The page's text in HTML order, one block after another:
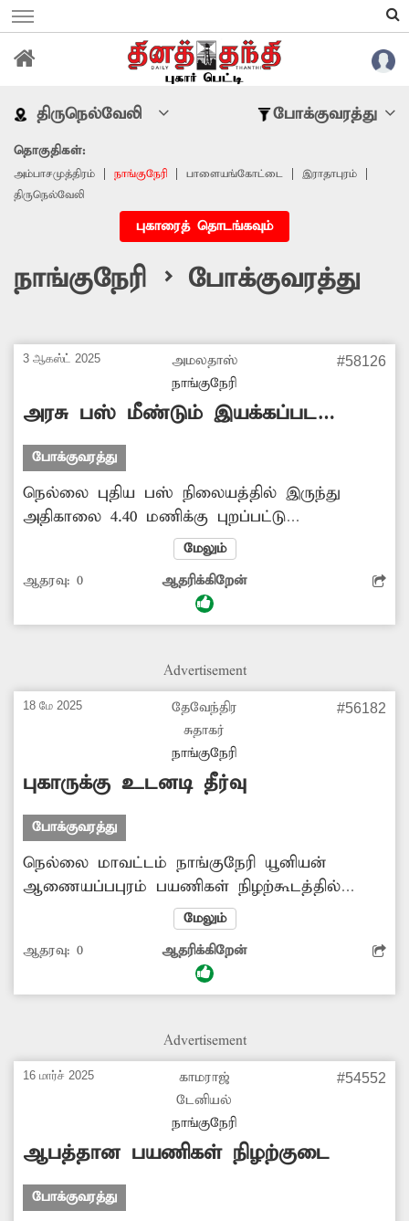
திருநெல்வேலி போக்குவரத்து
தொகுதிகள்:
அம்பாசமுத்திரம் நாங்குநேரி பாளையங்கோட்டை
இராதாபுரம்
திருநெல்வேலி
புகாரைத் தொடங்கவும்
நாங்குநேரி > போக்குவரத்து
3 ஆகஸ்ட் 2025
அமலதாஸ்
நாங்குநேரி
#58126
அரசு பஸ் மீண்டும் இயக்கப்பட
வேண்டும்
போக்குவரத்து
நெல்லை புதிய பஸ் நிலையத்தில் இருந்து
அதிகாலை 4.40 மணிக்கு புறப்பட்டு
மூலைக்கரைப்பட்டி, முனைஞ்சிப்பட்டி,
சிந்தாமணி வழியாக உடன்குடிக்கு செல்லும்
வகையில் 137கே எண் கொண்ட அரசு பஸ்
இயக்கப்பட்டு வந்தது. கடந்த சில மாதங்களாக
மாணவ-மாணவிகள் அவதிப்படுகின்றனர்.
அதிகாரிகள் நடவடிக்கை மேற்கொள்வார்களா?.
மேலும்
ஆதரவு: 0 ஆதரிக்கிறேன்
Advertisement
18 மே 2025
தேவேந்திர
சுதாகர்
நாங்குநேரி
#56182
புகாருக்கு உடனடி தீர்வு
போக்குவரத்து
நெல்லை மாவட்டம் நாங்குநேரி யூனியன்
ஆணையப்பபுரம் பயணிகள் நிழற்கூடத்தில்
இருக்கைகள் சேதமடைந்த நிலையில் உள்ளன
என்று தேவேந்திர சுதாகர் என்பவர் அனுப்பிய
பதிவு ‘தினத்தந்தி’ புகார் பெட்டியில்
வெளியானது. இதையடுத்து அங்கு இருக்கை
நிறைவேற உறுதுணையாக இருந்த
அதிகாரிகளுக்கும் அவர் நன்றியும், பாராட்டும்
மேலும்
ஆதரவு: 0 ஆதரிக்கிறேன்
Advertisement
16 மார்ச் 2025
காமராஜ்
டேனியல்
நாங்குநேரி
#54552
ஆபத்தான பயணிகள் நிழற்குடை
போக்குவரத்து